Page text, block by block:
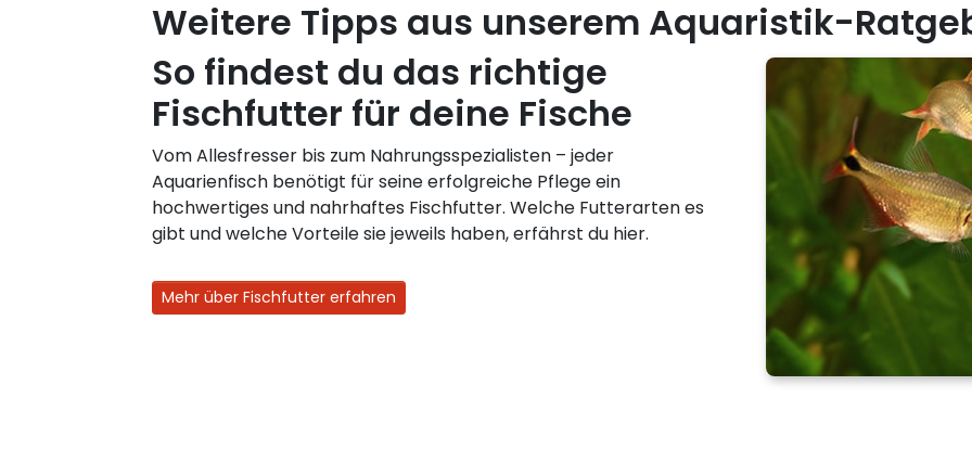
Weitere Tipps aus unserem Aquaristik-
So findest du das richtige
Fischfutter für deine Fische
Vom Allesfresser bis zum Nahrungsspezialisten – jeder
Aquarienfisch benötigt für seine erfolgreiche Pflege ein
hochwertiges und nahrhaftes Fischfutter. Welche Futterarten es
gibt und welche Vorteile sie jeweils haben, erfährst du hier.
Mehr über Fischfutter erfahren